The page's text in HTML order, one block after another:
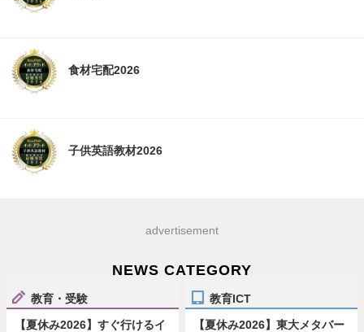
食材宅配2026
子供英語教材2026
advertisement
NEWS CATEGORY
教育・受験
【夏休み2026】すぐ行けるイ
教育ICT
【夏休み2026】東大メタバー